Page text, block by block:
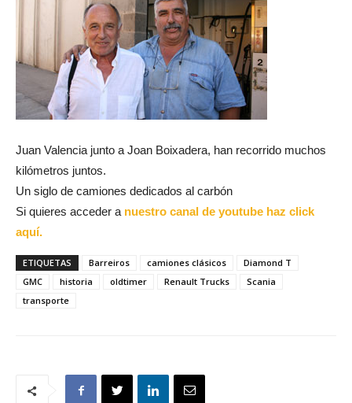
Juan Valencia junto a Joan Boixadera, han recorrido muchos
kilómetros juntos.
Un siglo de camiones dedicados al carbón
Si quieres acceder a nuestro canal de youtube haz click
aquí.
ETIQUETAS Barreiros camiones clásicos
Diamond T
GMC
historia oldtimer Renault Trucks
Scania
transporte